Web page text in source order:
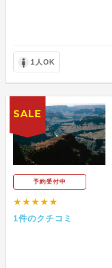
1人OK
予約受付中
★★★★★
1件のクチコミ
SALE